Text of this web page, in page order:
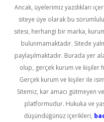
Ancak, üyelerimiz yazdıkları
siteye üye olarak bu
sitesi, herhangi bir marka,
bulunmamaktadır. Sitede
paylaşılmaktadır. Burada yer
olup, gerçek kurum ve kişiler
Gerçek kurum ve kişiler ile
Sitemiz, kar amacı gütmeyen
platformudur. Hukuka ve
düşündüğünüz içerikleri,